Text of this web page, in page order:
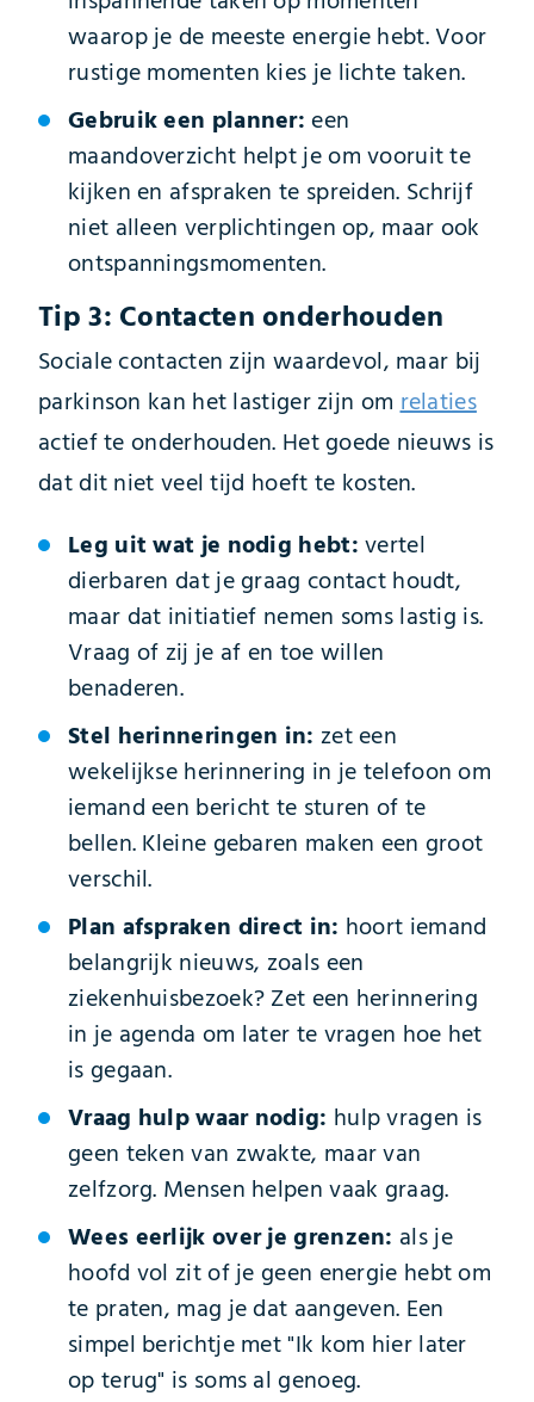
waarop je de meeste energie hebt. Voor
rustige momenten kies je lichte taken.
Gebruik een planner:een
maandoverzicht helpt je om vooruit te
kijken en afspraken te spreiden. Schrijf
niet alleen verplichtingen op, maar ook
ontspanningsmomenten.
Tip 3: Contacten onderhouden
Sociale contacten zijn waardevol, maar bij
parkinson kan het lastiger zijn omrelaties
actief te onderhouden. Het goede nieuws is
dat dit niet veel tijd hoeft te kosten.
Leg uit wat je nodig hebt:vertel
dierbaren dat je graag contact houdt,
maar dat initiatief nemen soms lastig is.
Vraag of zij je af en toe willen
benaderen.
Stel herinneringen in: zet een
wekelijkse herinnering in je telefoon om
iemand een bericht te sturen of te
bellen. Kleine gebaren maken een groot
verschil.
Plan afspraken direct in: hoort iemand
belangrijk nieuws, zoals een
ziekenhuisbezoek? Zet een herinnering
in je agenda om later te vragen hoe het
is gegaan.
Vraag hulp waar nodig: hulp vragen is
geen teken van zwakte, maar van
zelfzorg. Mensen helpen vaak graag.
Wees eerlijk over je grenzen: als je
hoofd vol zit of je geen energie hebt om
te praten, mag je dat aangeven. Een
simpel berichtje met "Ik kom hier later
op terug" is soms al genoeg.